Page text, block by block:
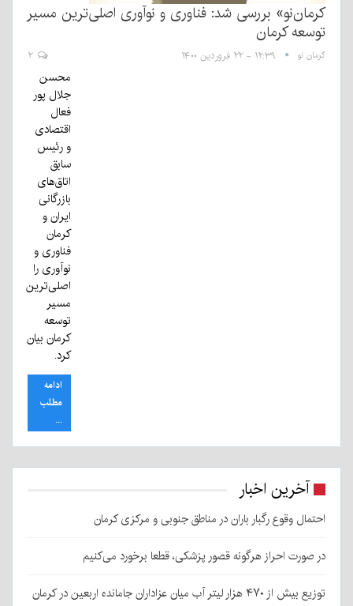
کرمان‌نو» بررسی شد: فناوری و نوآوری اصلی‌ترین مسیر
توسعه کرمان
کرمان نو ۱۲:۳۹ - ۲۲ فروردین ۱۴۰۰ ۲
محسن
جلال پور
فعال
اقتصادی
و رئیس
سابق
اتاق‌های
بازرگانی
ایران و
کرمان
فناوری و
نوآوری را
اصلی‌ترین
مسیر
توسعه
کرمان بیان
کرد.
ادامه
مطلب
...
آخرین اخبار
احتمال وقوع رگبار باران در مناطق جنوبی و مرکزی کرمان
در صورت احراز هرگونه قصور پزشکی، قطعا برخورد می‌کنیم
توزیع بیش از ۴۷۰ هزار لیتر آب میان عزاداران جامانده اربعین در کرمان